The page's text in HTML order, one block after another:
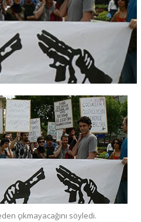
çıkmayacağını söyledi.